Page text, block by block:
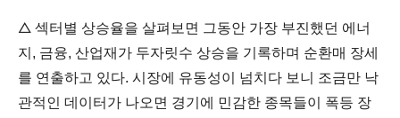
△ 섹터별 상승율을 살펴보면 그동안 가장 부진했던 에너
지, 금융, 산업재가 두자릿수 상승을 기록하며 순환매 장세
를 연출하고 있다. 시장에 유동성이 넘치다 보니 조금만 낙
관적인 데이터가 나오면 경기에 민감한 종목들이 폭등 장